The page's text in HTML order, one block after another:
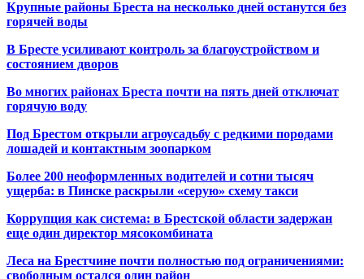
Крупные районы Бреста на несколько дней останутся без
горячей воды
В Бресте усиливают контроль за благоустройством и
состоянием дворов
Во многих районах Бреста почти на пять дней отключат
горячую воду
Под Брестом открыли агроусадьбу с редкими породами
лошадей и контактным зоопарком
Более 200 неоформленных водителей и сотни тысяч
ущерба: в Пинске раскрыли «серую» схему такси
Коррупция как система: в Брестской области задержан
еще один директор мясокомбината
Леса на Брестчине почти полностью под ограничениями:
свободным остался один район